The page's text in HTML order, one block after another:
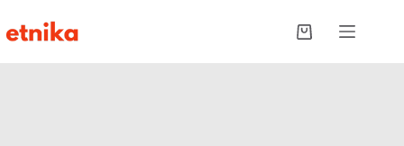
contenido
Carro